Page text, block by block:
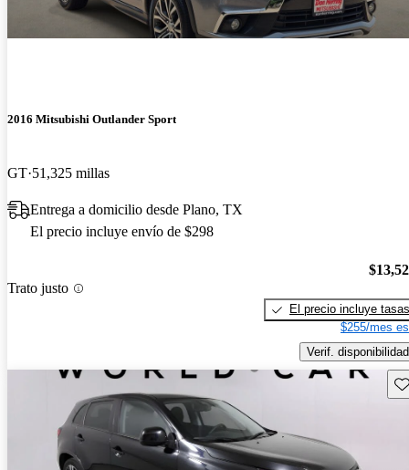
2016 Mitsubishi Outlander Sport
GT 51,325 millas
Entrega a domicilio desde Plano, TX
El precio incluye envío de $298
Trato justo
El precio incluye tasas
$255/mes
Verif. disponibilidad